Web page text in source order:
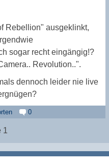
Rebellion" ausgeklinkt,
sogar recht eingängig!?
Revolution..".
dennoch leider nie live
0
1